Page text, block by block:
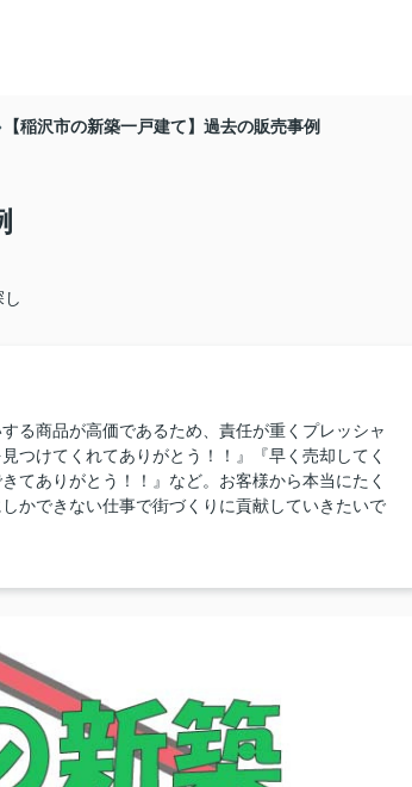
【稲沢市の新築一戸建て】過去の販売事例
る商品が高価であるため、責任が重くプレッシャ
つけてくれてありがとう！！』『早く売却してく
てありがとう！！』など。お客様から本当にたく
かできない仕事で街づくりに貢献していきたいで